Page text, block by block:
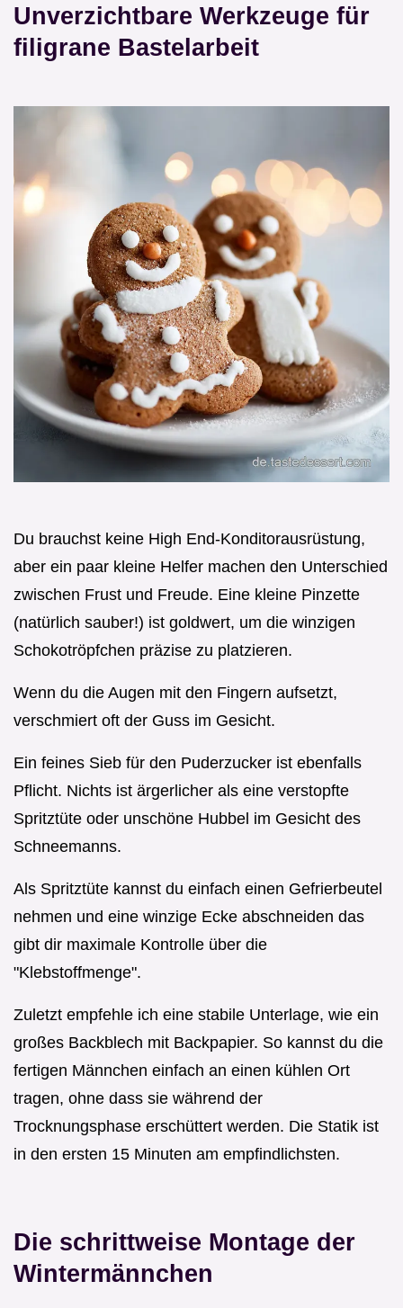
Unverzichtbare Werkzeuge für
filigrane Bastelarbeit
Du brauchst keine High End-Konditorausrüstung,
aber ein paar kleine Helfer machen den Unterschied
zwischen Frust und Freude. Eine kleine Pinzette
(natürlich sauber!) ist goldwert, um die winzigen
Schokotröpfchen präzise zu platzieren.
Wenn du die Augen mit den Fingern aufsetzt,
verschmiert oft der Guss im Gesicht.
Ein feines Sieb für den Puderzucker ist ebenfalls
Pflicht. Nichts ist ärgerlicher als eine verstopfte
Spritztüte oder unschöne Hubbel im Gesicht des
Schneemanns.
Als Spritztüte kannst du einfach einen Gefrierbeutel
nehmen und eine winzige Ecke abschneiden das
gibt dir maximale Kontrolle über die
"Klebstoffmenge".
Zuletzt empfehle ich eine stabile Unterlage, wie ein
großes Backblech mit Backpapier. So kannst du die
fertigen Männchen einfach an einen kühlen Ort
tragen, ohne dass sie während der
Trocknungsphase erschüttert werden. Die Statik ist
in den ersten 15 Minuten am empfindlichsten.
Die schrittweise Montage der
Wintermännchen